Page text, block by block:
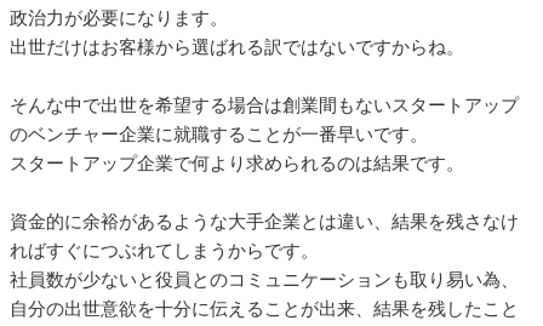
政治力が必要になります。
出世だけはお客様から選ばれる訳ではないですからね。
そんな中で出世を希望する場合は創業間もないスタートアップ
のベンチャー企業に就職することが一番早いです。
スタートアップ企業で何より求められるのは結果です。
資金的に余裕があるような大手企業とは違い、結果を残さなけ
ればすぐにつぶれてしまうからです。
社員数が少ないと役員とのコミュニケーションも取り易い為、
自分の出世意欲を十分に伝えることが出来、結果を残したこと